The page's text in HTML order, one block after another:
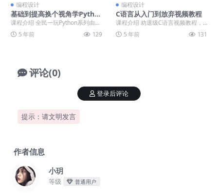
编程设计
基础到提高换个视角学Pytho
n
课程介绍 全民一玩Python系列由杨
洋博士精心制作，面向所有希望学
习Pytho...
5 年前 129
编程设计
C语言从入门到放弃视频教程
课程介绍 劝退级C语言视频教程，
是全新的思路全新视角的新版本C语
言课程，课程非常...
5 年前 131
评论(0)
提示：请文明发言
登录后评论
作者信息
小玥
等级 普通用户